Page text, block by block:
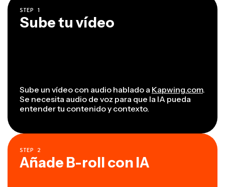
STEP 1
Sube tu vídeo
Sube un vídeo con audio hablado a Kapwing.com.
Se necesita audio de voz para que la IA pueda
entender tu contenido y contexto.
STEP 2
Añade B-roll con IA